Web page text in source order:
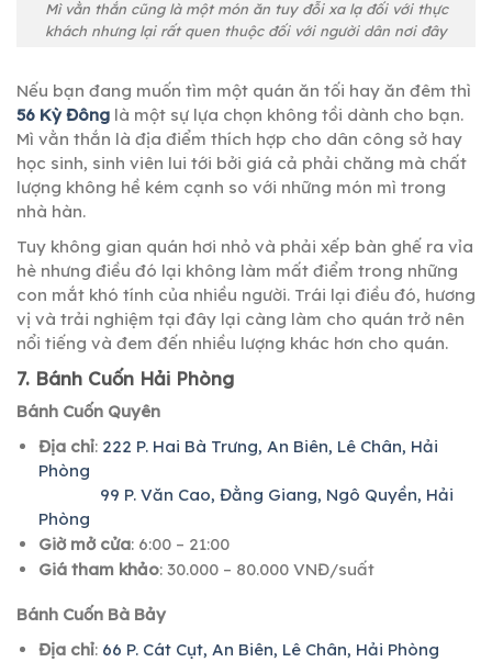
Mì vằn thắn cũng là một món ăn tuy đỗi xa lạ đối với thực
khách nhưng lại rất quen thuộc đối với người dân nơi đây
Nếu bạn đang muốn tìm một quán ăn tối hay ăn đêm thì
56 Kỳ Đông là một sự lựa chọn không tồi dành cho bạn.
Mì vằn thắn là địa điểm thích hợp cho dân công sở hay
học sinh, sinh viên lui tới bởi giá cả phải chăng mà chất
lượng không hề kém cạnh so với những món mì trong
nhà hàn.
Tuy không gian quán hơi nhỏ và phải xếp bàn ghế ra vỉa
hè nhưng điều đó lại không làm mất điểm trong những
con mắt khó tính của nhiều người. Trái lại điều đó, hương
vị và trải nghiệm tại đây lại càng làm cho quán trở nên
nổi tiếng và đem đến nhiều lượng khác hơn cho quán.
7. Bánh Cuốn Hải Phòng
Bánh Cuốn Quyên
Địa chỉ: 222 P. Hai Bà Trưng, An Biên, Lê Chân, Hải
Phòng
99 P. Văn Cao, Đằng Giang, Ngô Quyền, Hải
Phòng
Giờ mở cửa: 6:00 – 21:00
Giá tham khảo: 30.000 – 80.000 VNĐ/suất
Bánh Cuốn Bà Bảy
Địa chỉ: 66 P. Cát Cụt, An Biên, Lê Chân, Hải Phòng